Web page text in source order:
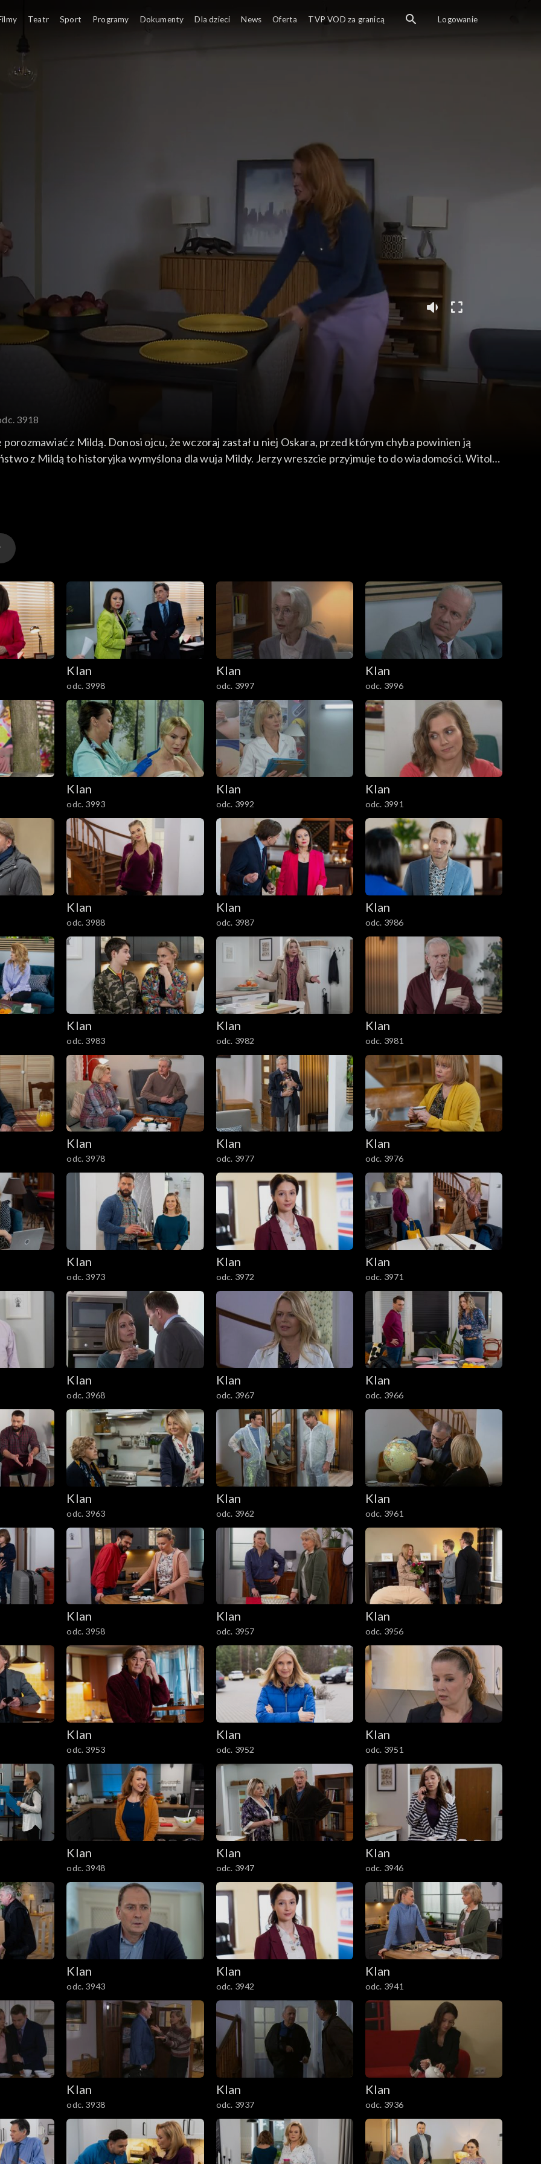
3918
z Mildą. Donosi ojcu, że wczoraj zastał u niej Oskara, przed którym chyba powinien ją
z Mildą to historyjka wymyślona dla wuja Mildy. Jerzy wreszcie przyjmuje to do wiadomości. Witold
dostanie ubezpieczenie. Gustaw radzi pogodzić się z myślą, że tak nie będzie. Witold zasięga jeszcze
Klan
odc. 3998
Klan
odc. 3997
Klan
odc. 3996
Klan
odc. 3993
Klan
odc. 3992
Klan
odc. 3991
Klan
odc. 3988
Klan
odc. 3987
Klan
odc. 3986
Klan
odc. 3983
Klan
odc. 3982
Klan
odc. 3981
Klan
odc. 3978
Klan
odc. 3977
Klan
odc. 3976
Klan
odc. 3973
Klan
odc. 3972
Klan
odc. 3971
Klan
odc. 3968
Klan
odc. 3967
Klan
odc. 3966
Klan
odc. 3963
Klan
odc. 3962
Klan
odc. 3961
Klan
odc. 3958
Klan
odc. 3957
Klan
odc. 3956
Klan
odc. 3953
Klan
odc. 3952
Klan
odc. 3951
Klan
odc. 3948
Klan
odc. 3947
Klan
odc. 3946
Klan
odc. 3943
Klan
odc. 3942
Klan
odc. 3941
Klan
odc. 3938
Klan
odc. 3937
Klan
odc. 3936
Teatr Sport Programy Dokumenty Dla dzieci News Oferta TVP VOD za granicą Logowanie